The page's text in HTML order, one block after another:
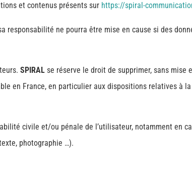
et contenus présents sur https://spiral-
responsabilité ne pourra être mise en cause si des
SPIRAL se réserve le droit de supprimer, sans mise
en France, en particulier aux dispositions relatives à
civile et/ou pénale de l’utilisateur, notamment en
photographie …).